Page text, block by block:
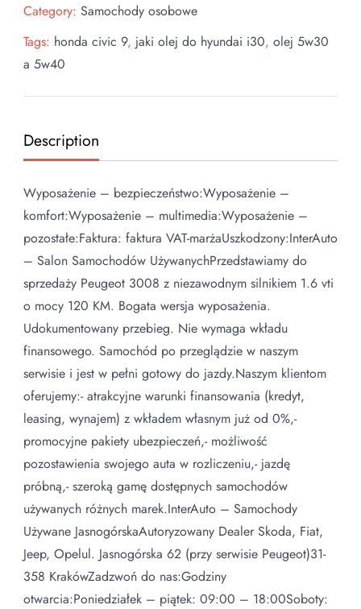
Category: Samochody osobowe
Tags: honda civic 9, jaki olej do hyundai i30, olej 5w30
a 5w40
Description
Wyposażenie – bezpieczeństwo:Wyposażenie –
komfort:Wyposażenie – multimedia:Wyposażenie –
pozostałe:Faktura: faktura VAT-marżaUszkodzony:InterAuto
– Salon Samochodów UżywanychPrzedstawiamy do
sprzedaży Peugeot 3008 z niezawodnym silnikiem 1.6 vti
o mocy 120 KM. Bogata wersja wyposażenia.
Udokumentowany przebieg. Nie wymaga wkładu
finansowego. Samochód po przeglądzie w naszym
serwisie i jest w pełni gotowy do jazdy.Naszym klientom
oferujemy:- atrakcyjne warunki finansowania (kredyt,
leasing, wynajem) z wkładem własnym już od 0%,-
promocyjne pakiety ubezpieczeń,- możliwość
pozostawienia swojego auta w rozliczeniu,- jazdę
próbną,- szeroką gamę dostępnych samochodów
używanych różnych marek.InterAuto – Samochody
Używane JasnogórskaAutoryzowany Dealer Skoda, Fiat,
Jeep, Opelul. Jasnogórska 62 (przy serwisie Peugeot)31-
358 KrakówZadzwoń do nas:Godziny
otwarcia:Poniedziałek – piątek: 09:00 – 18:00Soboty: